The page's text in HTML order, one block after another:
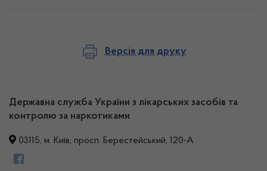
Версія для друку
Державна служба України з лікарських засобів та
контролю за наркотиками
03115, м. Київ, просп. Берестейський, 120-А